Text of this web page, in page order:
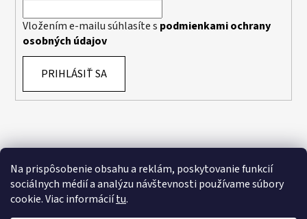
Na prispôsobenie obsahu a reklám, poskytovanie funkcií
sociálnych médií a analýzu návštevnosti používame súbory
cookie. Viac informáciítu.
Vložením e-mailu súhlasíte s podmienkami ochrany
osobných údajov
PRIHLÁSIŤ SA